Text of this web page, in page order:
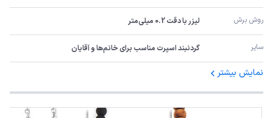
روش برش لیزر با دقت 0.2 میلی‌متر
سایر گردنبند اسپرت مناسب برای خانم‌ها و آقایان
نمایش بیشتر